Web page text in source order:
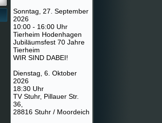
Sonntag, 27. September
2026
10:00 - 16:00 Uhr
Tierheim Hodenhagen
Jubiläumsfest 70 Jahre
Tierheim
WIR SIND DABEI!
Dienstag, 6. Oktober
2026
18:30 Uhr
TV Stuhr, Pillauer Str.
36,
28816 Stuhr / Moordeich